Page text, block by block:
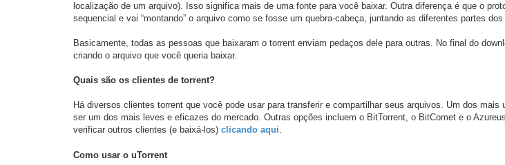
localização de um arquivo). Isso significa mais de uma fonte para você baixar. Outra diferença é que o
sequencial e vai “montando” o arquivo como se fosse um quebra-cabeça, juntando as diferentes partes
Basicamente, todas as pessoas que baixaram o torrent enviam pedaços dele para outras. No final do
criando o arquivo que você queria baixar.
Quais são os clientes de torrent?
Há diversos clientes torrent que você pode usar para transferir e compartilhar seus arquivos. Um dos mais
ser um dos mais leves e eficazes do mercado. Outras opções incluem o BitTorrent, o BitComet e o
verificar outros clientes (e baixá-los) clicando aqui.
Como usar o uTorrent